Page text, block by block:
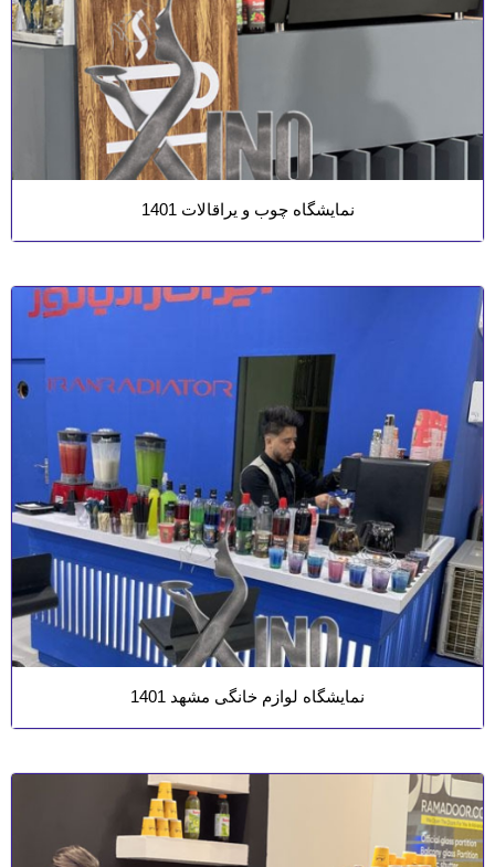
نمایشگاه چوب و‌ یراقالات 1401
نمایشگاه لوازم خانگی مشهد 1401